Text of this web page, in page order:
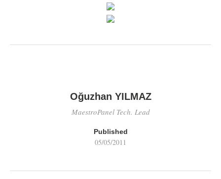
Oğuzhan YILMAZ
MaestroPanel Tech. Lead
Published
05/05/2011